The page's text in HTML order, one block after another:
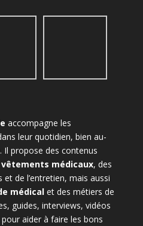
accompagne les
leur quotidien, bien au-
Il propose des contenus
vêtements médicaux, des
de l’entretien, mais aussi
médicalet des métiers de
guides, interviews, vidéos
aider à faire les bons